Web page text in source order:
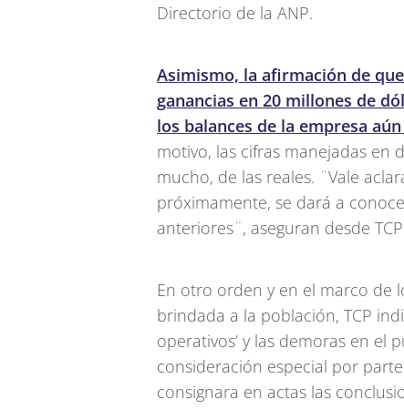
Directorio de la ANP.
Asimismo, la afirmación de
ganancias en 20 millones de
los balances de la empresa
motivo, las cifras manejadas en
mucho, de las reales. ¨Vale
próximamente, se dará a
anteriores¨, aseguran desde
En otro orden y en el marco de
brindada a la población, TCP
operativos’ y las demoras en el
consideración especial por
consignara en actas las